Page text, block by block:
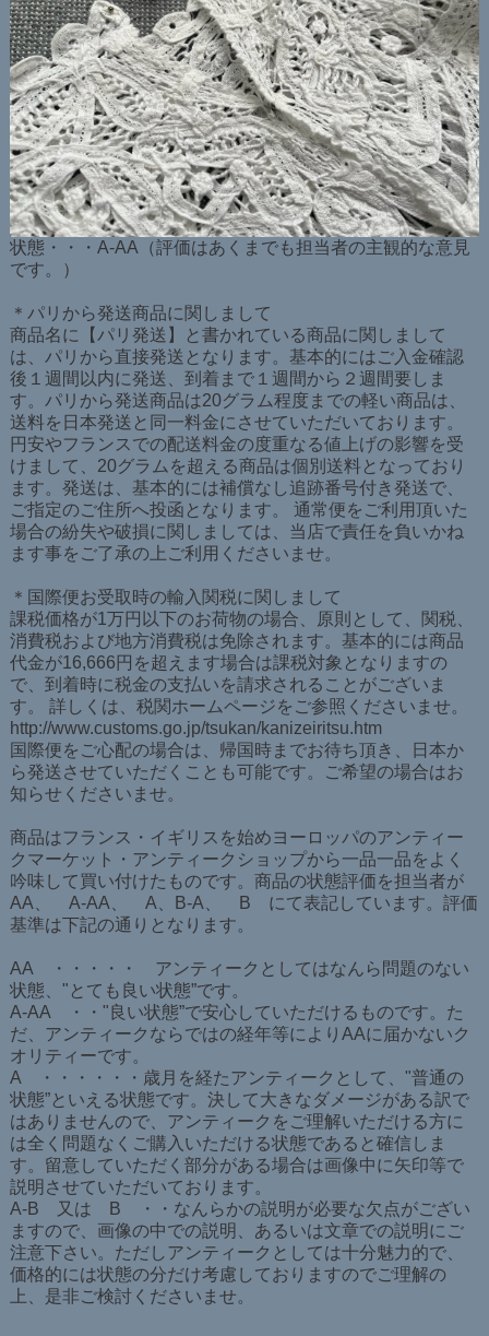
状態・・・A-AA（評価はあくまでも担当者の主観的な意見
です。）
＊パリから発送商品に関しまして
商品名に【パリ発送】と書かれている商品に関しまして
は、パリから直接発送となります。基本的にはご入金確認
後１週間以内に発送、到着まで１週間から２週間要しま
す。パリから発送商品は20グラム程度までの軽い商品は、
送料を日本発送と同一料金にさせていただいております。
円安やフランスでの配送料金の度重なる値上げの影響を受
けまして、20グラムを超える商品は個別送料となっており
ます。発送は、基本的には補償なし追跡番号付き発送で、
ご指定のご住所へ投函となります。 通常便をご利用頂いた
場合の紛失や破損に関しましては、当店で責任を負いかね
ます事をご了承の上ご利用くださいませ。
＊国際便お受取時の輸入関税に関しまして
課税価格が1万円以下のお荷物の場合、原則として、関税、
消費税および地方消費税は免除されます。基本的には商品
代金が16,666円を超えます場合は課税対象となりますの
で、到着時に税金の支払いを請求されることがございま
す。 詳しくは、税関ホームページをご参照くださいませ。
http://www.customs.go.jp/tsukan/kanizeiritsu.htm
国際便をご心配の場合は、帰国時までお待ち頂き、日本か
ら発送させていただくことも可能です。ご希望の場合はお
知らせくださいませ。
商品はフランス・イギリスを始めヨーロッパのアンティー
クマーケット・アンティークショップから一品一品をよく
吟味して買い付けたものです。商品の状態評価を担当者が
AA、 A-AA、 A、B-A、 B にて表記しています。評価
基準は下記の通りとなります。
AA ・・・・・ アンティークとしてはなんら問題のない
状態、"とても良い状態”です。
A-AA ・・"良い状態”で安心していただけるものです。た
だ、アンティークならではの経年等によりAAに届かないク
オリティーです。
A ・・・・・・歳月を経たアンティークとして、"普通の
状態”といえる状態です。決して大きなダメージがある訳で
はありませんので、アンティークをご理解いただける方に
は全く問題なくご購入いただける状態であると確信しま
す。留意していただく部分がある場合は画像中に矢印等で
説明させていただいております。
A-B 又は B ・・なんらかの説明が必要な欠点がござい
ますので、画像の中での説明、あるいは文章での説明にご
注意下さい。ただしアンティークとしては十分魅力的で、
価格的には状態の分だけ考慮しておりますのでご理解の
上、是非ご検討くださいませ。